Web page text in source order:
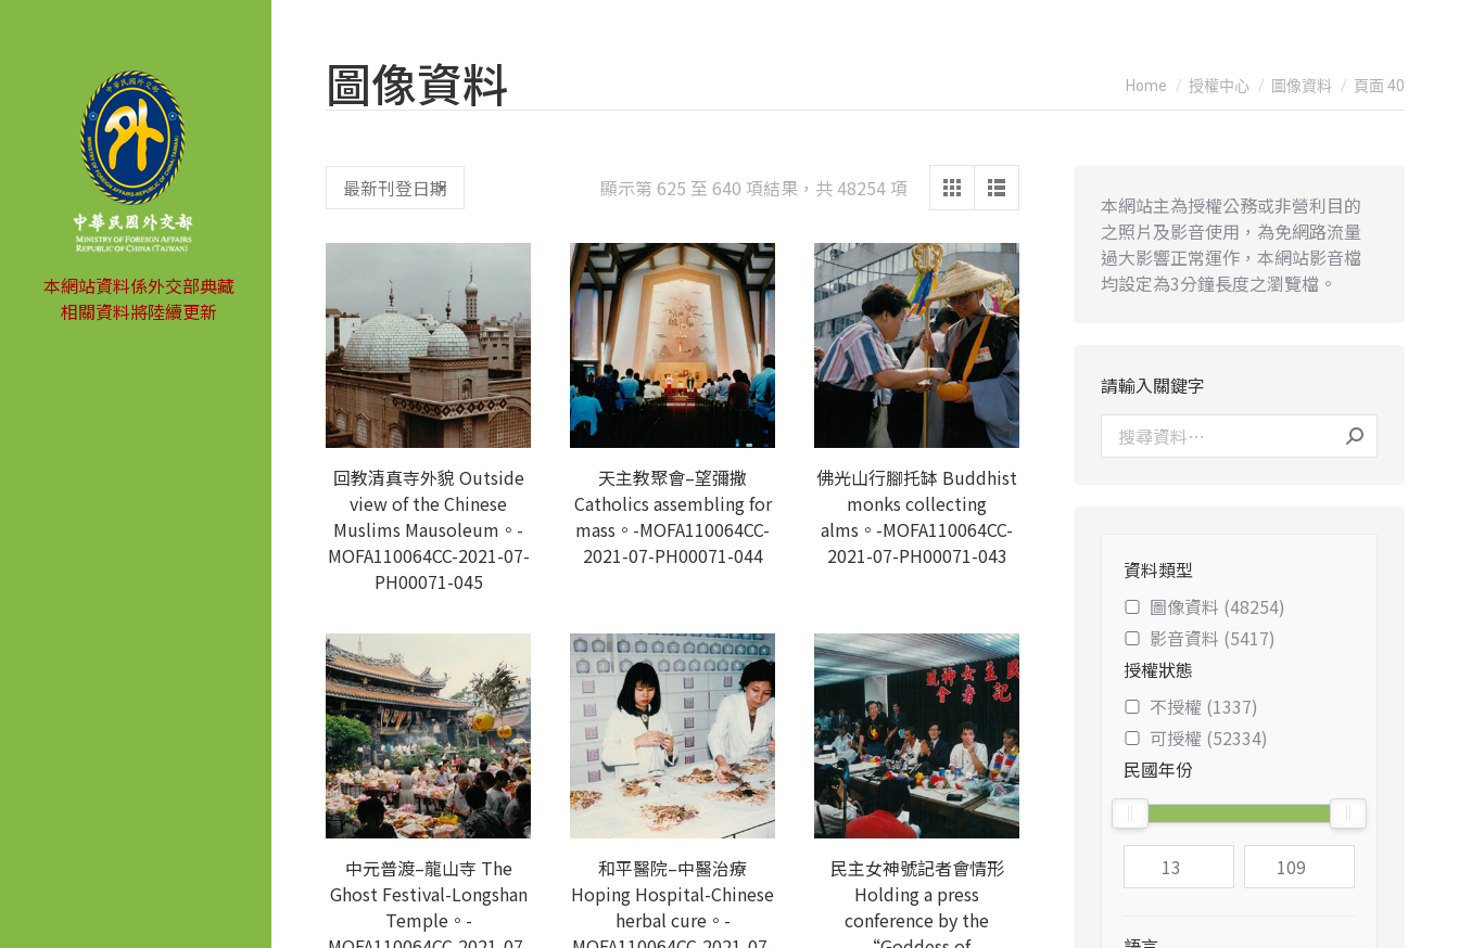
本網站資料係外交部典藏
相關資料將陸續更新
圖像資料 You are here:
Home 授權中心 圖像資料 頁面 40
顯示第 625 至 640 項結果，共 48254 項 Sorted
latest
回教清真寺外貌 Outside
view of the Chinese
Muslims Mausoleum。-
MOFA110064CC-2021-07-
PH00071-045
天主教聚會–望彌撒
Catholics assembling for
mass。-MOFA110064CC-
2021-07-PH00071-044
佛光山行腳托缽 Buddhist
monks collecting
alms。-MOFA110064CC-
2021-07-PH00071-043
中元普渡–龍山寺 The
Ghost Festival-Longshan
Temple。-
和平醫院–中醫治療
Hoping Hospital-Chinese
herbal cure。-
民主女神號記者會情形
Holding a press
conference by the
本網站主為授權公務或非營利目的
之照片及影音使用，為免網路流量
過大影響正常運作，本網站影音檔
均設定為3分鐘長度之瀏覽檔。
請輸入關鍵字
資料類型
圖像資料 (48254)
影音資料 (5417)
授權狀態
不授權 (1337)
可授權 (52334)
民國年份